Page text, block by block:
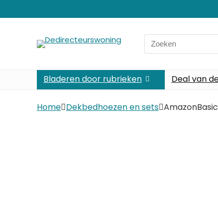
Search
for:
Bladeren door rubrieken Deal van
Home Dekbedhoezen en sets